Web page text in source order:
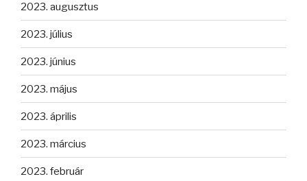
2023. augusztus
2023. július
2023. június
2023. május
2023. április
2023. március
2023. február